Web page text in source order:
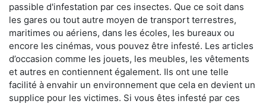
passible d'infestation par ces insectes. Que ce soit dans
les gares ou tout autre moyen de transport terrestres,
maritimes ou aériens, dans les écoles, les bureaux ou
encore les cinémas, vous pouvez être infesté. Les articles
d’occasion comme les jouets, les meubles, les vêtements
et autres en contiennent également. Ils ont une telle
facilité à envahir un environnement que cela en devient un
supplice pour les victimes. Si vous êtes infesté par ces